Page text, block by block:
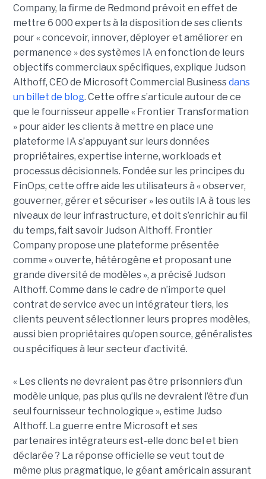
Company, la firme de Redmond prévoit en effet de
mettre 6 000 experts à la disposition de ses clients
pour « concevoir, innover, déployer et améliorer en
permanence » des systèmes IA en fonction de leurs
objectifs commerciaux spécifiques, explique Judson
Althoff, CEO de Microsoft Commercial Businessdans
un billet de blog. Cette offre s’articule autour de ce
que le fournisseur appelle « Frontier Transformation
» pour aider les clients à mettre en place une
plateforme IA s’appuyant sur leurs données
propriétaires, expertise interne, workloads et
processus décisionnels. Fondée sur les principes du
FinOps, cette offre aide les utilisateurs à « observer,
gouverner, gérer et sécuriser » les outils IA à tous les
niveaux de leur infrastructure, et doit s’enrichir au fil
du temps, fait savoir Judson Althoff. Frontier
Company propose une plateforme présentée
comme « ouverte, hétérogène et proposant une
grande diversité de modèles », a précisé Judson
Althoff. Comme dans le cadre de n’importe quel
contrat de service avec un intégrateur tiers, les
clients peuvent sélectionner leurs propres modèles,
aussi bien propriétaires qu’open source, généralistes
ou spécifiques à leur secteur d’activité.
« Les clients ne devraient pas être prisonniers d’un
modèle unique, pas plus qu’ils ne devraient l’être d’un
seul fournisseur technologique », estime Judso
Althoff. La guerre entre Microsoft et ses
partenaires intégrateurs est-elle donc bel et bien
déclarée ? La réponse officielle se veut tout de
même plus pragmatique, le géant américain assurant